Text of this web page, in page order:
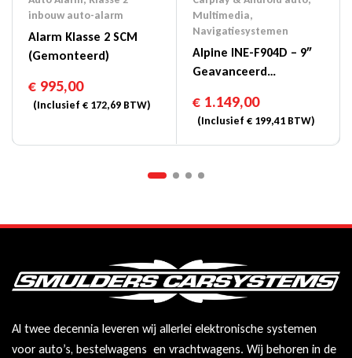
inbouw auto-alarm
Alarm Klasse 2 SCM
(gemonteerd)
€ 995,00
(Inclusief € 172,69 BTW)
Multimedia,
Navigatiesystemen
Alpine INE-F904D – 9″
Geavanceerd
€1.149,00
(Inclusief €199,41BTW)
Al twee decennia leveren wij allerlei elektronische systemen
voor auto’s, bestelwagens en vrachtwagens. Wij behoren in de